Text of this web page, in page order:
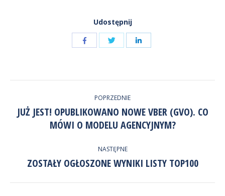
Udostępnij
Udostępnij
przez
Twitter
Udostępnij
WPISÓW
POPRZEDNIE
Poprzedni
wpis:
JUŻ JEST! OPUBLIKOWANO NOWE VBER (GVO). CO
MÓWI O MODELU AGENCYJNYM?
NASTĘPNE
Następny
ZOSTAŁY OGŁOSZONE WYNIKI LISTY TOP100